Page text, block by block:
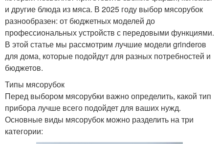
и другие блюда из мяса. В 2025 году выбор мясорубок
разнообразен: от бюджетных моделей до
профессиональных устройств с передовыми функциями.
В этой статье мы рассмотрим лучшие модели grinderов
для дома, которые подойдут для разных потребностей и
бюджетов.
Типы мясорубок
Перед выбором мясорубки важно определить, какой тип
прибора лучше всего подойдет для ваших нужд.
Основные виды мясорубок можно разделить на три
категории: